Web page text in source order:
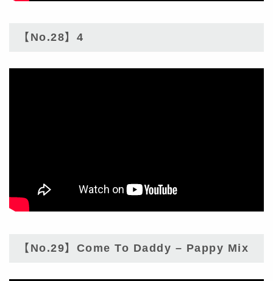
【No.28】4
【No.29】Come To Daddy – Pappy Mix